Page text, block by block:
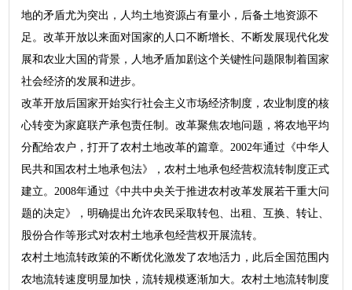
地的矛盾尤为突出，人均土地资源占有量小，后备土地资源不
足。改革开放以来面对国家的人口不断增长、不断发展现代化发
展和农业大国的背景，人地矛盾加剧这个关键性问题限制着国家
社会经济的发展和进步。
改革开放后国家开始实行社会主义市场经济制度，农业制度的核
心转变为家庭联产承包责任制。改革聚焦农地问题，将农地平均
分配给农户，打开了农村土地改革的篇章。2002年通过《中华人
民共和国农村土地承包法》，农村土地承包经营权流转制度正式
建立。2008年通过《中共中央关于推进农村改革发展若干重大问
题的决定》，明确提出允许农民采取转包、出租、互换、转让、
股份合作等形式对农村土地承包经营权开展流转。
农村土地流转政策的不断优化激发了农地活力，此后全国范围内
农地流转速度明显加快，流转规模逐渐加大。农村土地流转制度